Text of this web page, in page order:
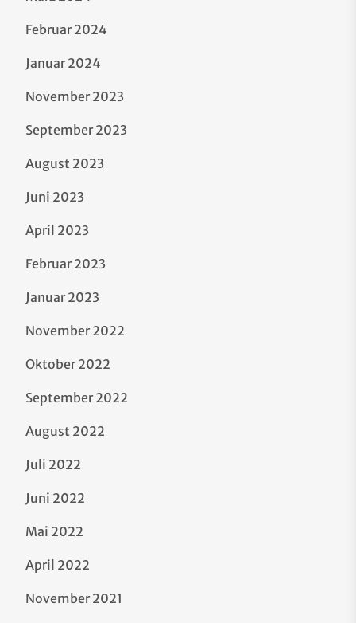
Februar 2024
Januar 2024
November 2023
September 2023
August 2023
Juni 2023
April 2023
Februar 2023
Januar 2023
November 2022
Oktober 2022
September 2022
August 2022
Juli 2022
Juni 2022
Mai 2022
April 2022
November 2021